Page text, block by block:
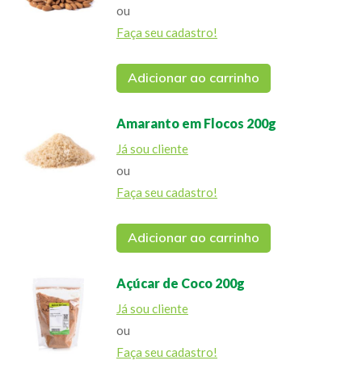
ou
Faça seu cadastro!
Adicionar ao carrinho
Amaranto em Flocos 200g
Já sou cliente
ou
Faça seu cadastro!
Adicionar ao carrinho
Açúcar de Coco 200g
Já sou cliente
ou
Faça seu cadastro!